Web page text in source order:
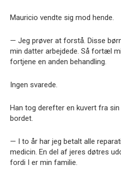
Mauricio vendte sig mod hende.
— Jeg prøver at forstå. Disse
min datter arbejdede. Så fortæl
fortjene en anden behandling.
Ingen svarede.
Han tog derefter en kuvert fra
bordet.
— I to år har jeg betalt alle
medicin. En del af jeres døtres
fordi I er min familie.